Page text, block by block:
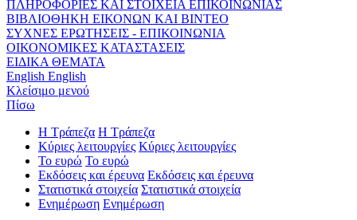
ΠΛΗΡΟΦΟΡΙΕΣ ΚΑΙ ΣΤΟΙΧΕΙΑ ΕΠΙΚΟΙΝΩΝΙΑΣ
ΒΙΒΛΙΟΘΗΚΗ ΕΙΚΟΝΩΝ ΚΑΙ ΒΙΝΤΕΟ
ΣΥΧΝΕΣ ΕΡΩΤΗΣΕΙΣ - ΕΠΙΚΟΙΝΩΝΙΑ
ΟΙΚΟΝΟΜΙΚΕΣ ΚΑΤΑΣΤΑΣΕΙΣ
ΕΙΔΙΚΑ ΘΕΜΑΤΑ
English English
Κλείσιμο μενού
Πίσω
Η Τράπεζα Η Τράπεζα
Κύριες λειτουργίες Κύριες λειτουργίες
Το ευρώ Το ευρώ
Εκδόσεις και έρευνα Εκδόσεις και έρευνα
Στατιστικά στοιχεία Στατιστικά στοιχεία
Ενημέρωση Ενημέρωση